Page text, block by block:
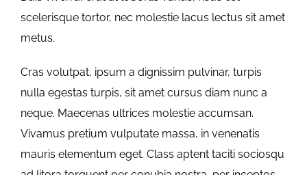
scelerisque tortor, nec molestie lacus lectus sit amet
metus.
Cras volutpat, ipsum a dignissim pulvinar, turpis
nulla egestas turpis, sit amet cursus diam nunc a
neque. Maecenas ultrices molestie accumsan.
Vivamus pretium vulputate massa, in venenatis
mauris elementum eget. Class aptent taciti sociosqu